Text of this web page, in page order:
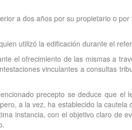
a dos años por su propietario o
utilizó la edificación durante el
el ofrecimiento de las mismas a
vinculantes a consultas
precepto se deduce que el
a la vez, ha establecido la cautela
instancia, con el objetivo claro de